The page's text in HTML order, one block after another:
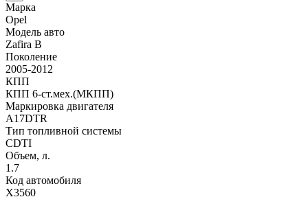
Марка
Opel
Модель авто
Zafira B
Поколение
2005-2012
КПП
КПП 6-ст.мех.(МКПП)
Маркировка двигателя
A17DTR
Тип топливной системы
CDTI
Объем, л.
1.7
Код автомобиля
X3560